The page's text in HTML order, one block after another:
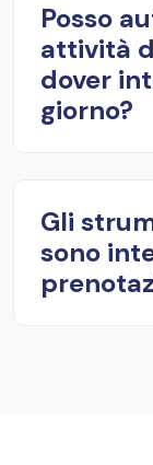
Posso
attività
dover
giorno?
Gli
sono